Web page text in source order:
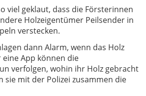
viel geklaut, dass die Försterinnen
Holzeigentümer Peilsender in
verstecken.
dann Alarm, wenn das Holz
App können die
verfolgen, wohin ihr Holz gebracht
sie mit der Polizei zusammen die